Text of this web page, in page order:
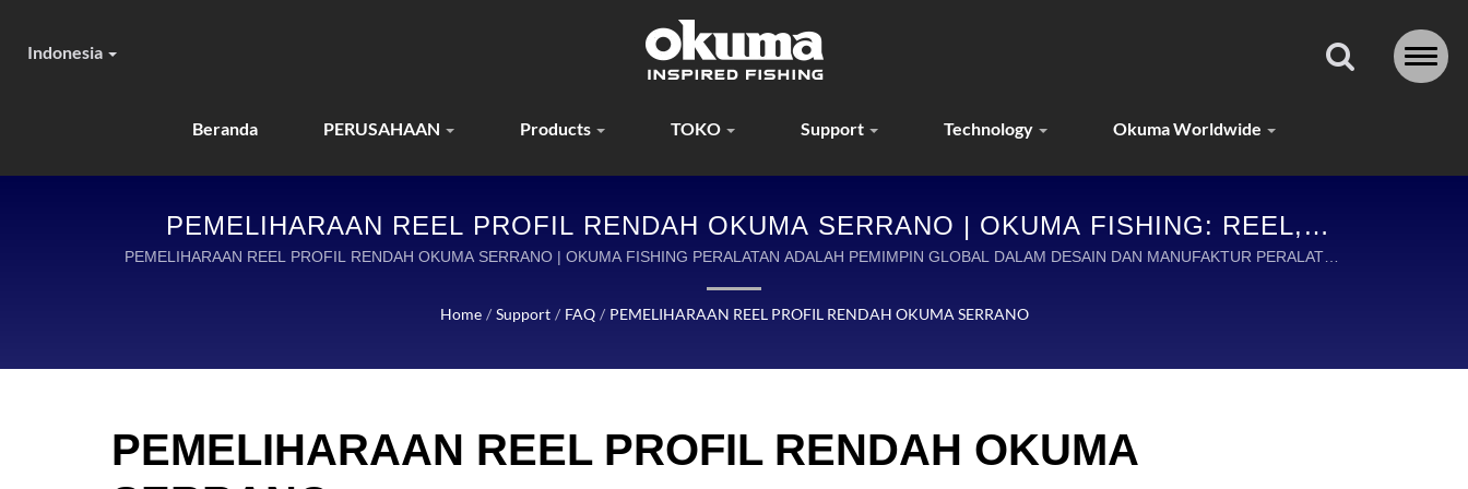
Beranda PERUSAHAAN Products TOKO Support Technology Okuma Worldwide
Indonesia
PEMELIHARAAN REEL PROFIL RENDAH OKUMA SERRANO | OKUMA FISHING: REEL,
BATANG, DAN PERALATAN YANG DIRANCANG DENGAN PRESISI UNTUK SETIAP
PETUALANGAN
PEMELIHARAAN REEL PROFIL RENDAH OKUMA SERRANO | OKUMA FISHING PERALATAN ADALAH PEMIMPIN GLOBAL DALAM DESAIN DAN MANUFAKTUR PERALATAN
MEMANCING BERKUALITAS TINGGI.
Home / Support / FAQ / PEMELIHARAAN REEL PROFIL RENDAH OKUMA SERRANO
PEMELIHARAAN REEL PROFIL RENDAH OKUMA